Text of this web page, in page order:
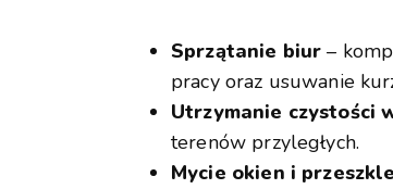
Sprzątanie biur –
pracy oraz usuwanie
Utrzymanie czystości
terenów przyległych.
Mycie okien i